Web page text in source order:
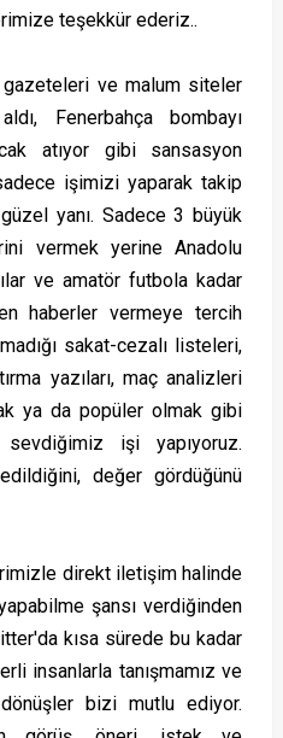
teşekkür ederiz..
ve malum siteler
Fenerbahça bombayı
atıyor gibi sansasyon
işimizi yaparak takip
yanı. Sadece 3 büyük
vermek yerine Anadolu
ve amatör futbola kadar
haberler vermeye tercih
sakat-cezalı listeleri,
yazıları, maç analizleri
ya da popüler olmak gibi
işi yapıyoruz.
değer gördüğünü
direkt iletişim halinde
şansı verdiğinden
kısa sürede bu kadar
insanlarla tanışmamız ve
dönüşler bizi mutlu ediyor.